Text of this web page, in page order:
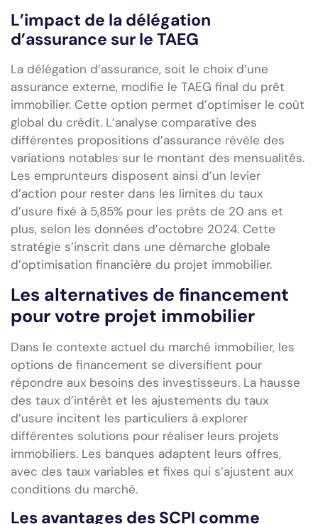
L’impact de la délégation
d’assurance sur le TAEG
La délégation d’assurance, soit le choix d’une
assurance externe, modifie le TAEG final du prêt
immobilier. Cette option permet d’optimiser le coût
global du crédit. L’analyse comparative des
différentes propositions d’assurance révèle des
variations notables sur le montant des mensualités.
Les emprunteurs disposent ainsi d’un levier
d’action pour rester dans les limites du taux
d’usure fixé à 5,85% pour les prêts de 20 ans et
plus, selon les données d’octobre 2024. Cette
stratégie s’inscrit dans une démarche globale
d’optimisation financière du projet immobilier.
Les alternatives de financement
pour votre projet immobilier
Dans le contexte actuel du marché immobilier, les
options de financement se diversifient pour
répondre aux besoins des investisseurs. La hausse
des taux d’intérêt et les ajustements du taux
d’usure incitent les particuliers à explorer
différentes solutions pour réaliser leurs projets
immobiliers. Les banques adaptent leurs offres,
avec des taux variables et fixes qui s’ajustent aux
conditions du marché.
Les avantages des SCPI comme